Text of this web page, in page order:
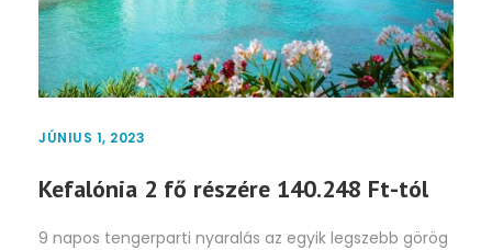
JÚNIUS 1, 2023
Kefalónia 2 fő részére 140.248 Ft-tól
9 napos tengerparti nyaralás az egyik legszebb görög